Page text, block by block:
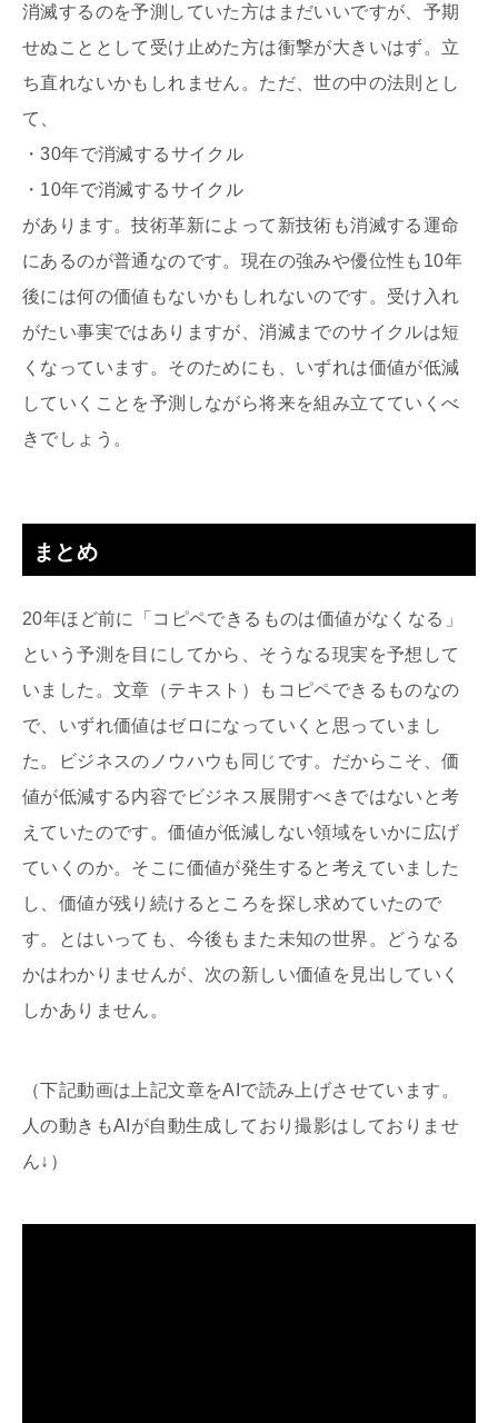
消滅するのを予測していた方はまだいいですが、予期
せぬこととして受け止めた方は衝撃が大きいはず。立
ち直れないかもしれません。ただ、世の中の法則とし
て、
・30年で消滅するサイクル
・10年で消滅するサイクル
があります。技術革新によって新技術も消滅する運命
にあるのが普通なのです。現在の強みや優位性も10年
後には何の価値もないかもしれないのです。受け入れ
がたい事実ではありますが、消滅までのサイクルは短
くなっています。そのためにも、いずれは価値が低減
していくことを予測しながら将来を組み立てていくべ
きでしょう。
まとめ
20年ほど前に「コピペできるものは価値がなくなる」
という予測を目にしてから、そうなる現実を予想して
いました。文章（テキスト）もコピペできるものなの
で、いずれ価値はゼロになっていくと思っていまし
た。ビジネスのノウハウも同じです。だからこそ、価
値が低減する内容でビジネス展開すべきではないと考
えていたのです。価値が低減しない領域をいかに広げ
ていくのか。そこに価値が発生すると考えていました
し、価値が残り続けるところを探し求めていたので
す。とはいっても、今後もまた未知の世界。どうなる
かはわかりませんが、次の新しい価値を見出していく
しかありません。
（下記動画は上記文章をAIで読み上げさせています。
人の動きもAIが自動生成しており撮影はしておりませ
ん↓）